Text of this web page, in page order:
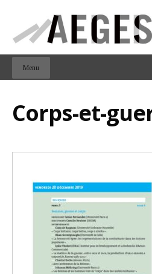
Menu
Corps-et-